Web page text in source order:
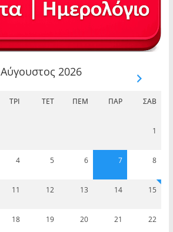
Αύγουστος 2026
ΤΡΊ ΤΕΤ ΠΈΜ ΠΑΡ ΣΆΒ
1
4 5 6 7 8
11 12 13 14 15
18 19 20 21 22